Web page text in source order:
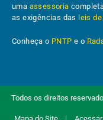
uma assessoria
as exigências das leis
Conheça o PNTP e o
Todos os direitos